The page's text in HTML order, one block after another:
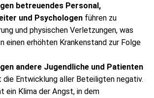
betreuendes Personal,
und Psychologen führen zu
und physischen Verletzungen, was
einen erhöhten Krankenstand zur Folge
andere Jugendliche und Patienten
die Entwicklung aller Beteiligten negativ.
ein Klima der Angst, in dem